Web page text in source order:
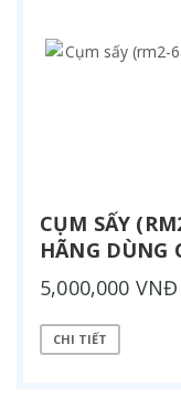
CỤM SẤY
HÃNG DÙNG
5,000,000 VNĐ
CHI TIẾT